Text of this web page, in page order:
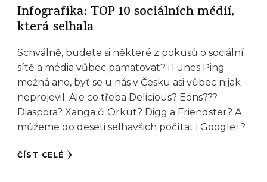
Infografika: TOP 10 sociálních médií,
která selhala
Schválně, budete si některé z pokusů o sociální
sítě a média vůbec pamatovat? iTunes Ping
možná ano, byť se u nás v Česku asi vůbec nijak
neprojevil. Ale co třeba Delicious? Eons???
Diaspora? Xanga či Orkut? Digg a Friendster? A
můžeme do deseti selhavšich počítat i Google+?
ČÍST CELÉ